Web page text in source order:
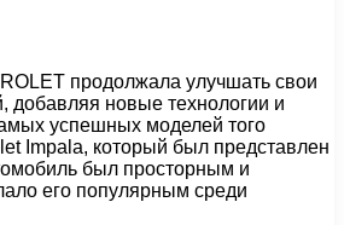
продолжала улучшать свои
добавляя новые технологии и
успешных моделей того
Impala, который был представлен
был просторным и
его популярным среди